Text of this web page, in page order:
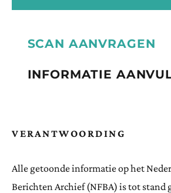
SCAN AANVRAGEN
INFORMATIE
VERANTWOORDING
Alle getoonde informatie op het
Berichten Archief (NFBA) is tot stand